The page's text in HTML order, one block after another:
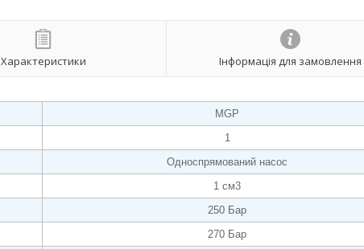
Характеристики Інформація для замовлення
MGP
1
Односпрямований насос
1 см3
250 Бар
270 Бар